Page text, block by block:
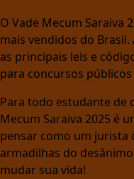
O Vade Mecum Saraiva
mais vendidos do
as principais leis e
para concursos
Para todo estudante de
Mecum Saraiva 2025 é
pensar como um jurista
armadilhas do
mudar sua vida!